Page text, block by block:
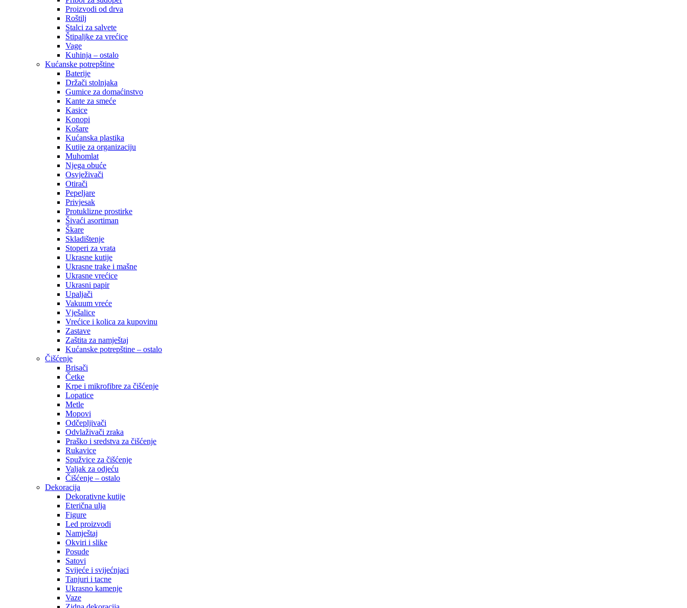
Proizvodi od drva
Roštilj
Stalci za salvete
Štipaljke za vrećice
Vage
Kuhinja – ostalo
Kućanske potrepštine
Baterije
Držači stolnjaka
Gumice za domaćinstvo
Kante za smeće
Kasice
Konopi
Košare
Kućanska plastika
Kutije za organizaciju
Muhomlat
Njega obuće
Osvježivači
Otirači
Pepeljare
Privjesak
Protuklizne prostirke
Šivaći asortiman
Škare
Skladištenje
Stoperi za vrata
Ukrasne kutije
Ukrasne trake i mašne
Ukrasne vrećice
Ukrasni papir
Upaljači
Vakuum vreće
Vješalice
Vrećice i kolica za kupovinu
Zastave
Zaštita za namještaj
Kućanske potrepštine – ostalo
Čišćenje
Brisači
Četke
Krpe i mikrofibre za čišćenje
Lopatice
Metle
Mopovi
Odčepljivači
Odvlaživači zraka
Praško i sredstva za čišćenje
Rukavice
Spužvice za čišćenje
Valjak za odjeću
Čišćenje – ostalo
Dekoracija
Dekorativne kutije
Eterična ulja
Figure
Led proizvodi
Namještaj
Okviri i slike
Posude
Satovi
Svijeće i svijećnjaci
Tanjuri i tacne
Ukrasno kamenje
Vaze